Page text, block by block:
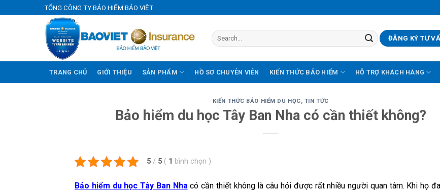
to
TỔNG CÔNG TY BẢO HIỂM BẢO VIỆT
ĐĂNG KÝ TƯ
TRANG CHỦ GIỚI THIỆU SẢN PHẨM HỒ SƠ CHUYÊN VIÊN KIẾN THỨC BẢO HIỂM HỖ TRỢ KHÁCH HÀNG
KIẾN THỨC BẢO HIỂM DU HỌC, TIN TỨC
Bảo hiểm du học Tây Ban Nha có cần thiết không?
5 / 5 ( 1 bình chọn )
Bảo hiểm du học Tây Ban Nha có cần thiết không là câu hỏi được rất nhiều người quan tâm. Khi họ